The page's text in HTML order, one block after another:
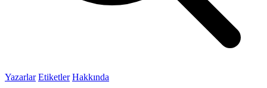
Yazarlar Etiketler Hakkında